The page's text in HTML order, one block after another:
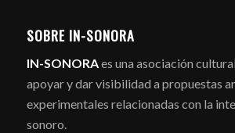
SOBRE IN-SONORA
IN-SONORAes una asociación
apoyar y dar visibilidad a propuestas
experimentales relacionadas con la
sonoro.